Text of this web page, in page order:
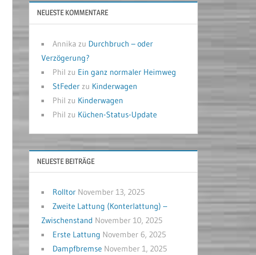
NEUESTE KOMMENTARE
Annika zu Durchbruch – oder
Verzögerung?
Phil zu Ein ganz normaler Heimweg
StFeder zu Kinderwagen
Phil zu Kinderwagen
Phil zu Küchen-Status-Update
NEUESTE BEITRÄGE
Rolltor November 13, 2025
Zweite Lattung (Konterlattung) –
Zwischenstand November 10, 2025
Erste Lattung November 6, 2025
Dampfbremse November 1, 2025